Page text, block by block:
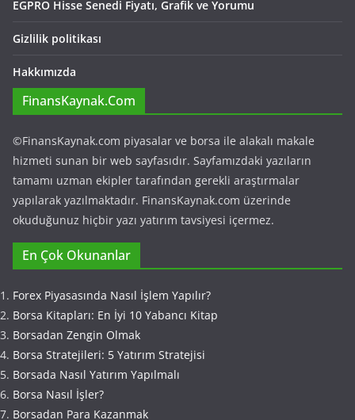
EGPRO Hisse Senedi Fiyatı, Grafik ve Yorumu
Gizlilik politikası
Hakkımızda
FinansKaynak.Com
©FinansKaynak.com piyasalar ve borsa ile alakalı makale
hizmeti sunan bir web sayfasıdır. Sayfamızdaki yazıların
tamamı uzman ekipler tarafından gerekli araştırmalar
yapılarak yazılmaktadır. FinansKaynak.com üzerinde
okuduğunuz hiçbir yazı yatırım tavsiyesi içermez.
En Çok Okunanlar
Forex Piyasasında Nasıl İşlem Yapılır?
Borsa Kitapları: En İyi 10 Yabancı Kitap
Borsadan Zengin Olmak
Borsa Stratejileri: 5 Yatırım Stratejisi
Borsada Nasıl Yatırım Yapılmalı
Borsa Nasıl İşler?
Borsadan Para Kazanmak